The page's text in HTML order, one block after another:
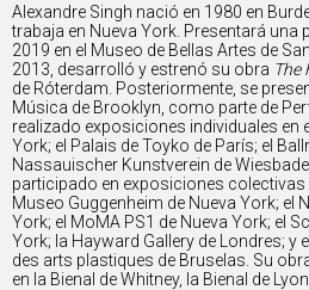
Alexandre Singh nació en 1980 en
trabaja en Nueva York. Presentará una
2019 en el Museo de Bellas Artes de
2013, desarrolló y estrenó su obra The
de Róterdam. Posteriormente, se
Música de Brooklyn, como parte de
realizado exposiciones individuales en
York; el Palais de Toyko de París; el
Nassauischer Kunstverein de
participado en exposiciones colectivas
Museo Guggenheim de Nueva York; el
York; el MoMA PS1 de Nueva York; el
York; la Hayward Gallery de Londres; y
des arts plastiques de Bruselas. Su
en la Bienal de Whitney, la Bienal de